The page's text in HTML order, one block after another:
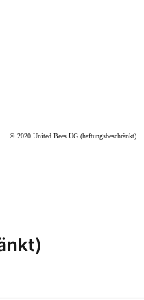
© 2020 United Bees UG (haftungsbeschränkt)